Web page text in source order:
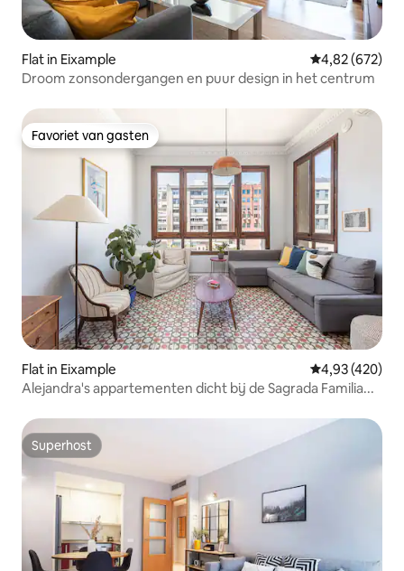
Flat in Eixample Gemiddelde
4,82 (672)
Droom zonsondergangen en puur design in het centrum
Favoriet van gasten
Favoriet van gasten
Flat in Eixample Gemiddelde
4,93 (420)
Alejandra's appartementen dicht bij de Sagrada Familia...
Superhost
Superhost